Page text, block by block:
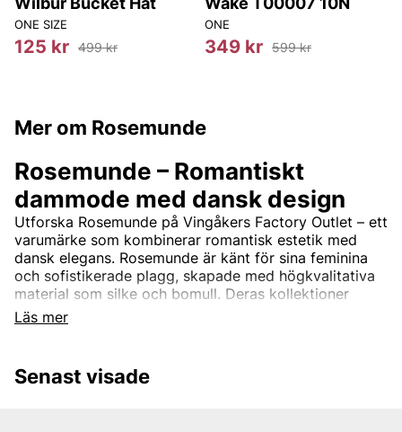
ONE SIZE
125 kr 499 kr
ONE
349 kr 599 kr
Mer om Rosemunde
Läs mer
Rosemunde – Romantiskt
dammode med dansk design
Utforska Rosemunde på Vingåkers Factory Outlet – ett
varumärke som kombinerar romantisk estetik med
dansk elegans. Rosemunde är känt för sina feminina
och sofistikerade plagg, skapade med högkvalitativa
material som silke och bomull. Deras kollektioner
inkluderar allt från vackra spetsdetaljerade toppar och
mjuka cardigans till tidlösa klänningar och stilrena
Rosemundes design är tidlös och passar perfekt för
Senast visade